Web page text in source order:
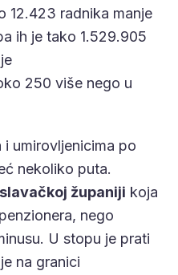
12.423 radnika manje
ih je tako 1.529.905
250 više nego u
umirovljenicima po
nekoliko puta.
županiji koja
nego
U stopu je prati
na granici